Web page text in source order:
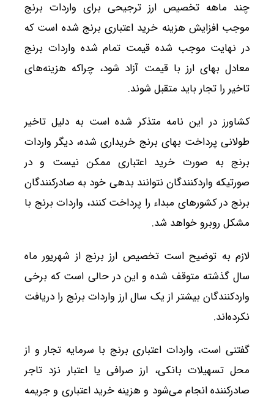
چند ماهه تخصیص ارز ترجیحی برای واردات برنج
موجب افزایش هزینه‌ خرید اعتباری برنج شده است که
در نهایت موجب شده قیمت تمام شده واردات برنج
معادل بهای ارز با قیمت آزاد شود، چراکه هزینه‌های
تاخیر را تجار باید متقبل شوند.
کشاورز در این نامه متذکر شده است به دلیل تاخیر
طولانی پرداخت بهای برنج خریداری شده، دیگر واردات
برنج به صورت خرید اعتباری ممکن نیست و در
صورتیکه واردکنندگان نتوانند بدهی خود به صادرکنندگان
برنج در کشورهای مبداء را پرداخت کنند، واردات برنج با
مشکل روبرو خواهد شد.
لازم به توضیح است تخصیص ارز برنج از شهریور ماه
سال گذشته متوقف شده و این در حالی است که برخی
واردکنندگان بیشتر از یک سال ارز واردات برنج را دریافت
نکرده‌اند.
گفتنی است، واردات اعتباری برنج با سرمایه تجار و از
محل تسهیلات بانکی، ارز صرافی یا اعتبار نزد تاجر
صادرکننده انجام می‌شود و هزینه خرید اعتباری و جریمه